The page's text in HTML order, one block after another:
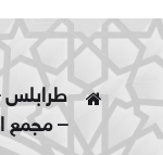
طرابلس
– مجمع